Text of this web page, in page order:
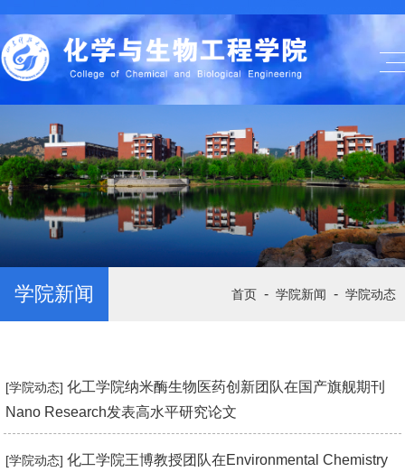
学院新闻 首页 - 学院新闻 - 学院动态
[学院动态]化工学院纳米酶生物医药创新团队在国产旗舰期刊
Nano Research发表高水平研究论文
[学院动态]化工学院王博教授团队在Environmental Chemistry